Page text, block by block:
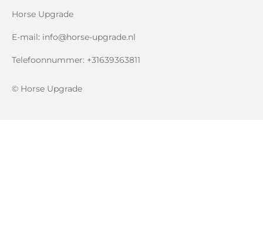
Horse Upgrade
E-mail: info@horse-upgrade.nl
Telefoonnummer: +31639363811
© Horse Upgrade